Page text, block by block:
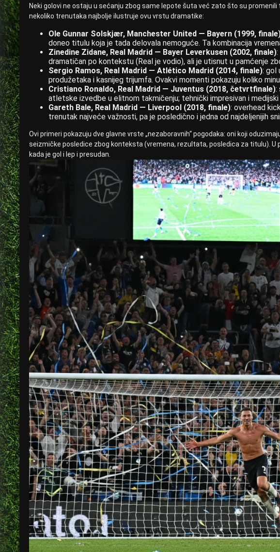
Neki golovi ne ostaju u sećanju zbog same lepote šuta već zato što su
nekoliko trenutaka najbolje ilustruje ovu vrstu dramatike:
Ole Gunnar Solskjær, Manchester United — Bayern (1999,
doneo titulu koja je tada delovala nemoguće. Ta kombinacija
Zinedine Zidane, Real Madrid — Bayer Leverkusen (2002, finale)
dramatičan po kontekstu (Real je vodio), ali je utisnut u pamćenje
Sergio Ramos, Real Madrid — Atlético Madrid (2014, finale): gol
produžetaka i kasnijeg trijumfa. Ovakvi momenti pokazuju koliko
Cristiano Ronaldo, Real Madrid — Juventus (2018, četvrtfinale):
atletske izvedbe u elitnom takmičenju; tehnički impresivan i medijski
Gareth Bale, Real Madrid — Liverpool (2018, finale): overhead
trenutak najveće važnosti, pa je posledično i jedna od najdeljenijih
Ovi primeri pokazuju dve glavne vrste „nezaboravnih“ pogodaka: oni koji
seizmičke posledice zbog konteksta (vremena, rezultata, posledica za titulu).
kada je gol i lep i presudan.